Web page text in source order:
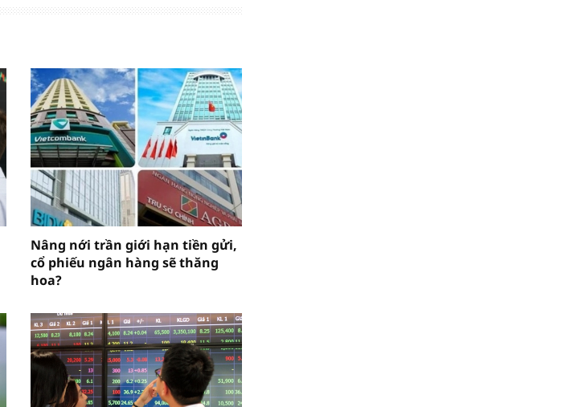
Nâng nới trần giới hạn tiền gửi,
cổ phiếu ngân hàng sẽ thăng
hoa?